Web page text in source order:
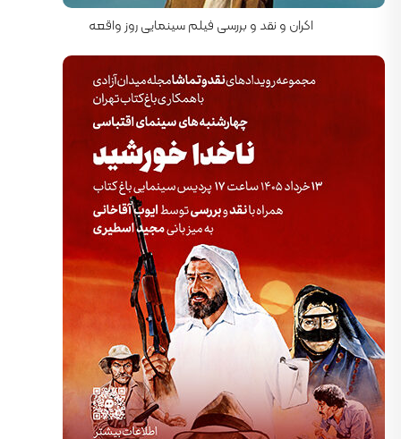
اکران و نقد و بررسی فیلم سینمایی روز واقعه